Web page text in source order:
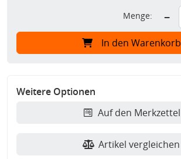
Menge: −
In den Warenkorb
Weitere Optionen
Auf den Merkzettel
Artikel vergleichen